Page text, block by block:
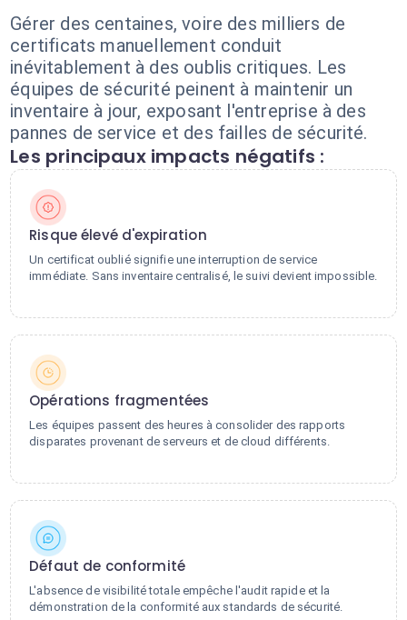
Gérer des centaines, voire des milliers de
certificats manuellement conduit
inévitablement à des oublis critiques. Les
équipes de sécurité peinent à maintenir un
inventaire à jour, exposant l'entreprise à des
pannes de service et des failles de sécurité.
Les principaux impacts négatifs :
Risque élevé d'expiration
Un certificat oublié signifie une interruption de service
immédiate. Sans inventaire centralisé, le suivi devient impossible.
Opérations fragmentées
Les équipes passent des heures à consolider des rapports
disparates provenant de serveurs et de cloud différents.
Défaut de conformité
L'absence de visibilité totale empêche l'audit rapide et la
démonstration de la conformité aux standards de sécurité.